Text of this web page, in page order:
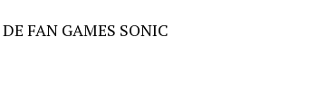
FAN GAMES SONIC